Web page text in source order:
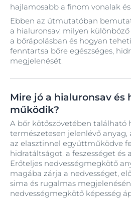
hajlamosabb a finom vonalak és
Ebben az útmutatóban
a hialuronsav, milyen
a bőrápolásban és hogyan
fenntartsa bőre egészséges,
megjelenését.
Mire jó a hialuronsav és
működik?
A bőr kötőszövetében található
természetesen jelenlévő
az elasztinnel együttműködve
hidratáltságot, a feszességet és
Erőteljes nedvességmegkötő
magába zárja a nedvességet,
sima és rugalmas
nedvességmegkötő képesség